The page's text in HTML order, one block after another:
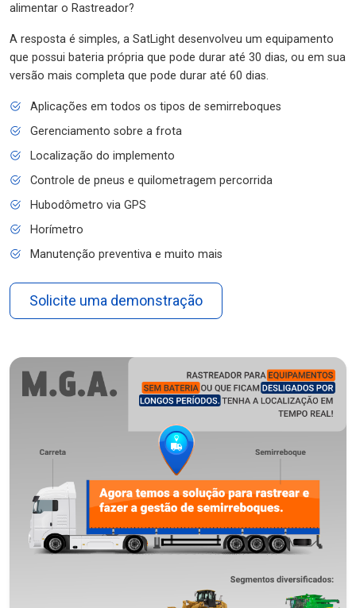
alimentar o Rastreador?
A resposta é simples, a SatLight desenvolveu um equipamento
que possui bateria própria que pode durar até 30 dias, ou em sua
versão mais completa que pode durar até 60 dias.
Aplicações em todos os tipos de semirreboques
Gerenciamento sobre a frota
Localização do implemento
Controle de pneus e quilometragem percorrida
Hubodômetro via GPS
Horímetro
Manutenção preventiva e muito mais
Solicite uma demonstração